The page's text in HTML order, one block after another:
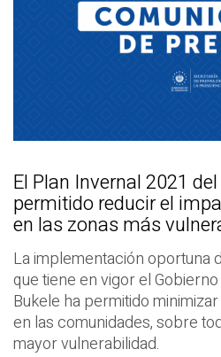
El Plan Invernal 2021
permitido reducir el
en las zonas más
La implementación oportuna
que tiene en vigor el
Bukele ha permitido
en las comunidades, sobre
mayor vulnerabilidad.